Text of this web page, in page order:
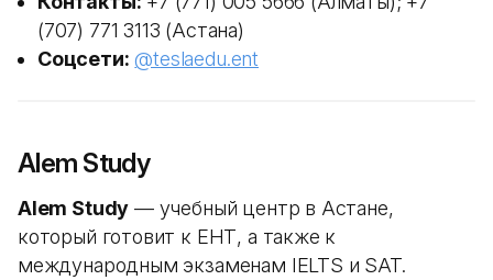
(707) 771 3113 (Астана)
Соцсети: @teslaedu.ent
Alem Study
Alem Study — учебный центр в Астане,
который готовит к ЕНТ, а также к
международным экзаменам IELTS и SAT.